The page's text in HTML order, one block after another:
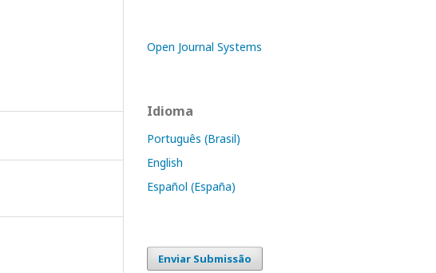
Open Journal Systems
Idioma
Português (Brasil)
English
Español (España)
Enviar Submissão